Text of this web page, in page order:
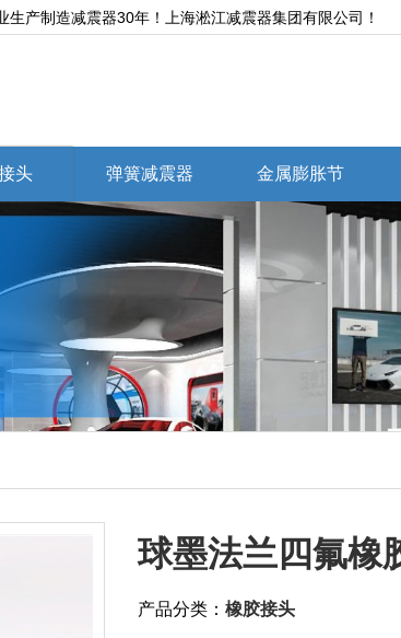
产制造减震器30年！上海淞江减震器集团有限公司！
头 弹簧减震器 金属膨胀节
球墨法兰四氟橡
产品分类： 橡胶接头